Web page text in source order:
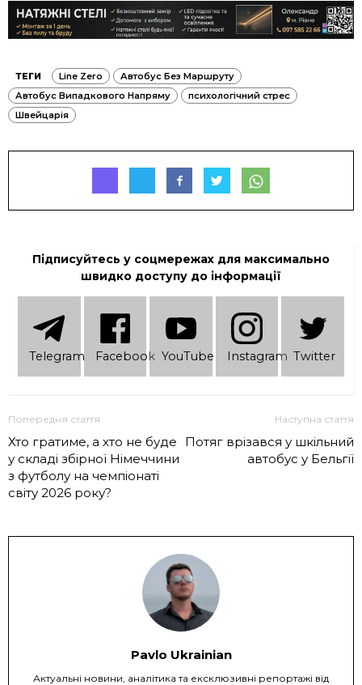
ТЕГИ Line Zero
Автобус Без Маршруту
Автобус Випадкового Напряму
психологічний стрес
Швейцарія
Підписуйтесь у соцмережах для максимально
швидко доступу до інформації
Telеgram Facebook YouTube Instagram Twitter
Попередня стаття
Хто гратиме, а хто не буде
у складі збірної Німеччини
з футболу на чемпіонаті
світу 2026 року?
Наступна стаття
Потяг врізався у шкільний
автобус у Бельгії
Pavlo Ukrainian
Актуальні новини, аналітика та ексклюзивні репортажі від